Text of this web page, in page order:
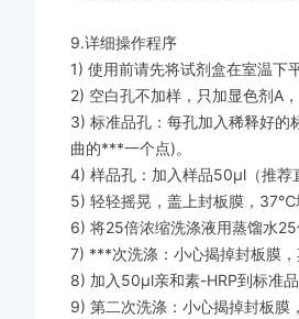
9.详细操作程序
1) 使用前请先将试剂盒在室温下
2) 空白孔不加样，只加显色剂A
3) 标准品孔：每孔加入稀释好
曲的***一个点)。
4) 样品孔：加入样品50μl（推荐
5) 轻轻摇晃，盖上封板膜，37℃
6) 将25倍浓缩洗涤液用蒸馏水25
7) ***次洗涤：小心揭掉封板膜
8) 加入50μl亲和素-HRP到标准
9) 第二次洗涤：小心揭掉封板膜